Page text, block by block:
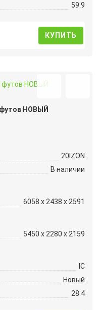
59.9
КУПИТЬ
футов НОВЫЙ
20IZON
В наличии
6058 x 2438 x 2591
5450 x 2280 x 2159
IC
Новый
28.4